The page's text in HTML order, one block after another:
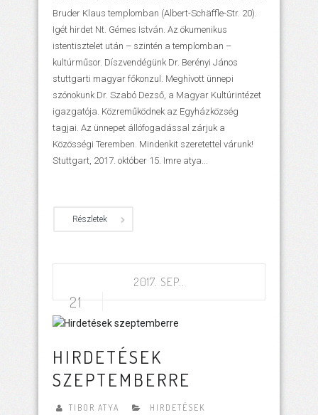
Bruder Klaus templomban (Albert-Schäffle-Str. 20).
Igét hirdet Nt. Gémes István. Az ökumenikus
istentisztelet után – szintén a templomban –
kultúrműsor. Díszvendégünk Dr. Berényi János
stuttgarti magyar főkonzul. Meghívott ünnepi
szónokunk Dr. Szabó Dezső, a Magyar Kultúrintézet
igazgatója. Közreműködnek az Egyházközség
tagjai. Az ünnepet állófogadással zárjuk a
Közösségi Teremben. Mindenkit szeretettel várunk!
Stuttgart, 2017. október 15. Imre atya...
Részletek
2017. SEP..
21
HIRDETÉSEK
SZEPTEMBERRE
TIBOR ATYA HIRDETÉSEK